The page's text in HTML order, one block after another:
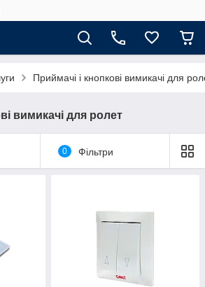
Приймачі і кнопкові вимикачі для
вимикачі для ролет
0 Фільтри